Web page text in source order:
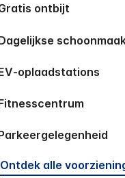
Gratis ontbijt
Dagelijkse
EV-oplaadstations
Fitnesscentrum
Parkeergelegenheid
Ontdek alle